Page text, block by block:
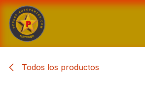
Ir al contenido
Todos los productos